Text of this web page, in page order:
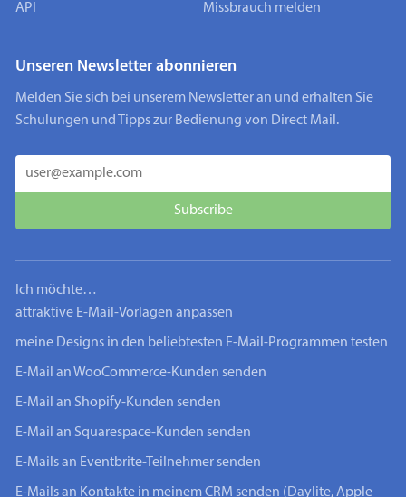
API Missbrauch melden
Unseren Newsletter abonnieren
Melden Sie sich bei unserem Newsletter an und erhalten Sie
Schulungen und Tipps zur Bedienung von Direct Mail.
Ich möchte…
attraktive E-Mail-Vorlagen anpassen
meine Designs in den beliebtesten E-Mail-Programmen testen
E-Mail an WooCommerce-Kunden senden
E-Mail an Shopify-Kunden senden
E-Mail an Squarespace-Kunden senden
E-Mails an Eventbrite-Teilnehmer senden
E-Mails an Kontakte in meinem CRM senden (Daylite, Apple